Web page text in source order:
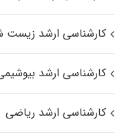
کارشناسی ارشد زیست
کارشناسی ارشد
کارشناسی ارشد ریاضی